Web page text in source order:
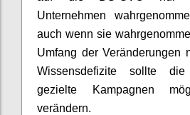
Unternehmen
auch wenn sie
Umfang der Veränderungen
Wissensdefizite sollte
gezielte Kampagnen
verändern.